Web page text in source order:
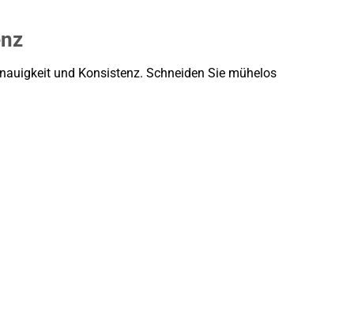
und Konsistenz. Schneiden Sie mühelos